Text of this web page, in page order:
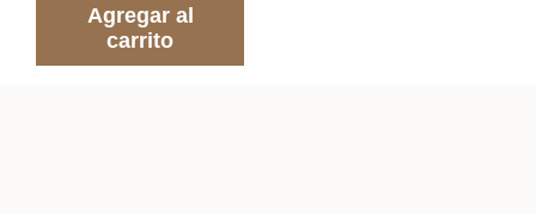
Agregar al
carrito